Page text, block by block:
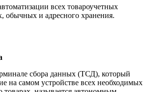
всех товароучетных
обычных и адресного хранения.
сбора данных (ТСД), который
на самом устройстве всех необходимых